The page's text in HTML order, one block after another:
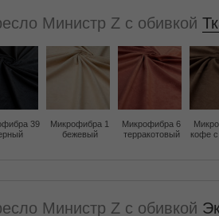
Министр Z с обивкой
39
Микрофибра 1
бежевый
Микрофибра 6
терракотовый
кофе
Министр Z с обивкой